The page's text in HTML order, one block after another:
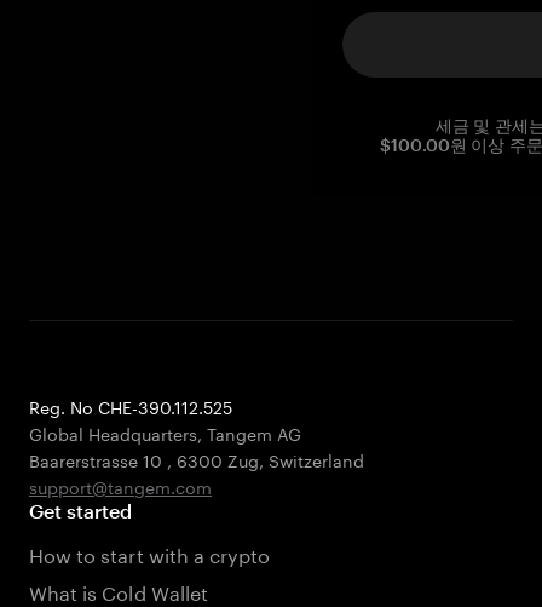
세금 및 관세
$100.00원 이상 주
Reg. No CHE-390.112.525
Global Headquarters, Tangem AG
Baarerstrasse 10 , 6300 Zug, Switzerland
support@tangem.com
Get started
How to start with a crypto
What is Cold Wallet